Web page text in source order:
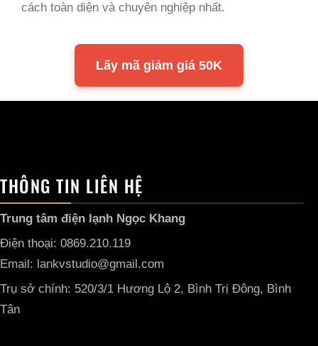
cách toàn diện và chuyên nghiệp nhất.
Lấy mã giảm giá 50K
THÔNG TIN LIÊN HỆ
Trung tâm điện lạnh Ngọc Khang
Điện thoại: 0869.210.119
Email: lankvstudio@gmail.com
Trụ sở chính: 520/3/1 Hương Lộ 2, Bình Trị Đông, Bình
Tân